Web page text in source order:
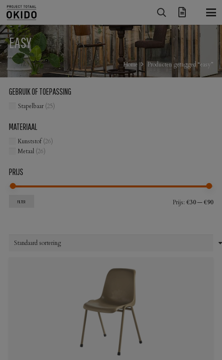
EASY
Home Producten getagged “easy”
GEBRUIK OF TOEPASSING
Stapelbaar (25)
MATERIAAL
Kunststof (26)
Metaal (26)
PRIJS
FILTER Prijs: €30—€90